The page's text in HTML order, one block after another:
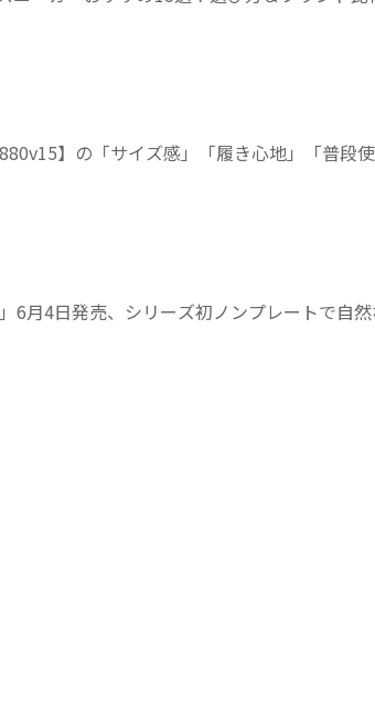
】の「サイズ感」「履き心地」「普段使
6月4日発売、シリーズ初ノンプレートで自